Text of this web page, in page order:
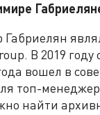
В 2019 году
вошел в
топ-
найти